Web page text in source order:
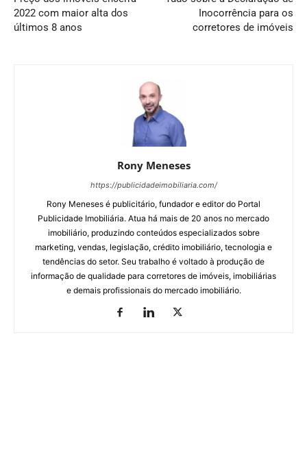
2022 com maior alta dos
últimos 8 anos
Inocorrência para os
corretores de imóveis
Rony Meneses
https://publicidadeimobiliaria.com/
Rony Meneses é publicitário, fundador e editor do Portal
Publicidade Imobiliária. Atua há mais de 20 anos no mercado
imobiliário, produzindo conteúdos especializados sobre
marketing, vendas, legislação, crédito imobiliário, tecnologia e
tendências do setor. Seu trabalho é voltado à produção de
informação de qualidade para corretores de imóveis, imobiliárias
e demais profissionais do mercado imobiliário.